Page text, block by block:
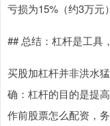
亏损为15%（约3万元
## 总结：杠杆是工具
买股加杠杆并非洪水
确：杠杆的目的是提
作前股票怎么配资，